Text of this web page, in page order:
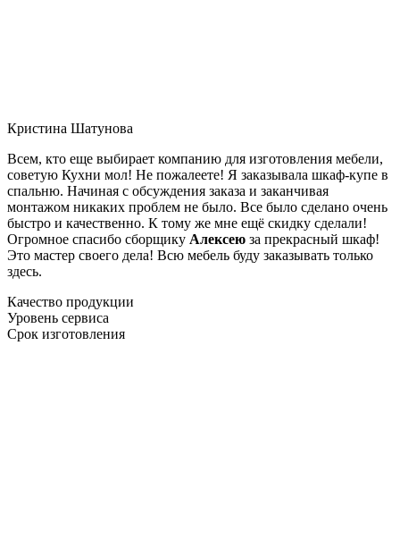
Кристина Шатунова
Всем, кто еще выбирает компанию для изготовления мебели,
советую Кухни мол! Не пожалеете! Я заказывала шкаф-купе в
спальню. Начиная с обсуждения заказа и заканчивая
монтажом никаких проблем не было. Все было сделано очень
быстро и качественно. К тому же мне ещё скидку сделали!
Огромное спасибо сборщику Алексею за прекрасный шкаф!
Это мастер своего дела! Всю мебель буду заказывать только
здесь.
Качество продукции
Уровень сервиса
Срок изготовления